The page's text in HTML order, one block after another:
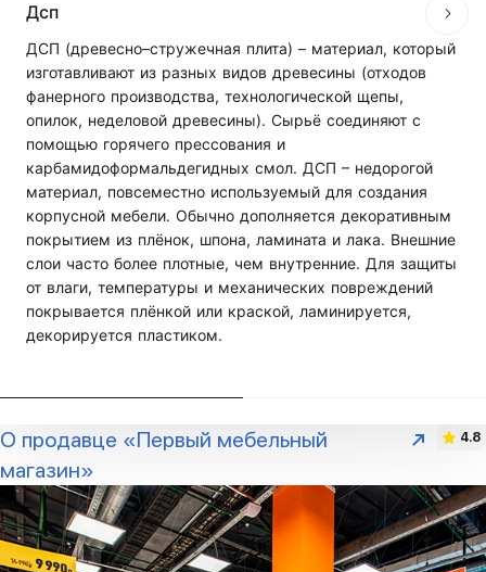
Дсп
ДСП (древесно–стружечная плита) – материал, который
изготавливают из разных видов древесины (отходов
фанерного производства, технологической щепы,
опилок, неделовой древесины). Сырьё соединяют с
помощью горячего прессования и
карбамидоформальдегидных смол. ДСП – недорогой
материал, повсеместно используемый для создания
корпусной мебели. Обычно дополняется декоративным
покрытием из плёнок, шпона, ламината и лака. Внешние
слои часто более плотные, чем внутренние. Для защиты
от влаги, температуры и механических повреждений
покрывается плёнкой или краской, ламинируется,
декорируется пластиком.
О продавце «Первый мебельный
магазин»
4.8